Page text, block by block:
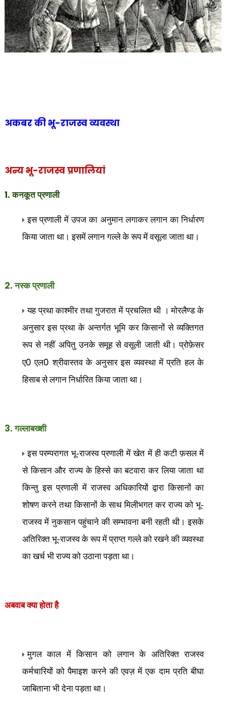
अकबर की भू-राजस्व व्यवस्था
अन्यभू-राजस्व प्रणालियां
1.कनकूत प्रणाली
इस प्रणाली में उपज का अनुमान लगाकर लगान का निर्धारण
किया जाता था। इसमें लगान गल्ले के रूप में वसूला जाता था।
2.नस्क प्रणाली
यह प्रथा काश्मीर तथा गुजरात में प्रचलित थी । मोरलैण्ड के
अनुसार इस प्रथा के अन्तर्गत भूमि कर किसानों से व्यक्तिगत
रूप से नहीं अपितु उनके समूह से वसूली जाती थी। प्रोफ़ेसर
ए0 एल0 श्रीवास्तव के अनुसार इस व्यवस्था में प्रति हल के
हिसाब से लगान निर्धारित किया जाता था।
3.गल्लाबख्शी
इस परम्परागत भू-राजस्व प्रणाली में खेत में ही कटी फ़सल में
से किसान और राज्य के हिस्से का बटवारा कर लिया जाता था
किन्तु इस प्रणाली में राजस्व अधिकारियों द्वारा किसानों का
शोषण करने तथा किसानों के साथ मिलीभगत कर राज्य को भू-
राजस्व में नुकसान पहुंचाने की सम्भावना बनी रहती थी। इसके
अतिरिक्त भू-राजस्व के रूप में प्राप्त गल्ले को रखने की व्यवस्था
का खर्च भी राज्य को उठाना पड़ता था।
अबवाब क्या होता है
मुगल काल में किसान को लगान के अतिरिक्त राजस्व
कर्मचारियों को पैमाइश करने की एवज़ में एक दाम प्रति बीघा
जाबिताना भी देना पड़ता था।